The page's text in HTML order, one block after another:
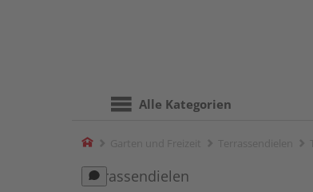
Alle Kategorien
Home
Terrassendielen